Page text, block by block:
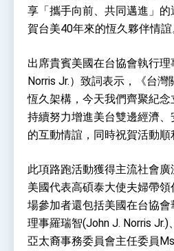
外交部與數位發展部
位實力，達成固邦榮邦
外交部長林佳龍主持
民調顯示多數國人滿意
「總合外交」與台歐
總統以「韌性之島，
年談話
總統主持「守護民主
會 強調以實力守護台
命運
總統發表執政周年談
團結 迎風轉型 穩健
賴總統就職演說影片
總統重要談話
享「攜手向前、共同邁進」
賀台美40年來的恆久夥伴情誼
出席貴賓美國在台協會執行理
Norris Jr.）致詞表示，《台
恆久架構，今天我們齊聚紀
持續努力增進美台雙邊經濟
的互動情誼，同時祝賀活動順
此項路跑活動獲得主流社會
美國代表高碩泰大使夫婦帶
場參加者還包括美國在台協
理事羅瑞智(John J. Norris
亞太裔事務委員會主任委員